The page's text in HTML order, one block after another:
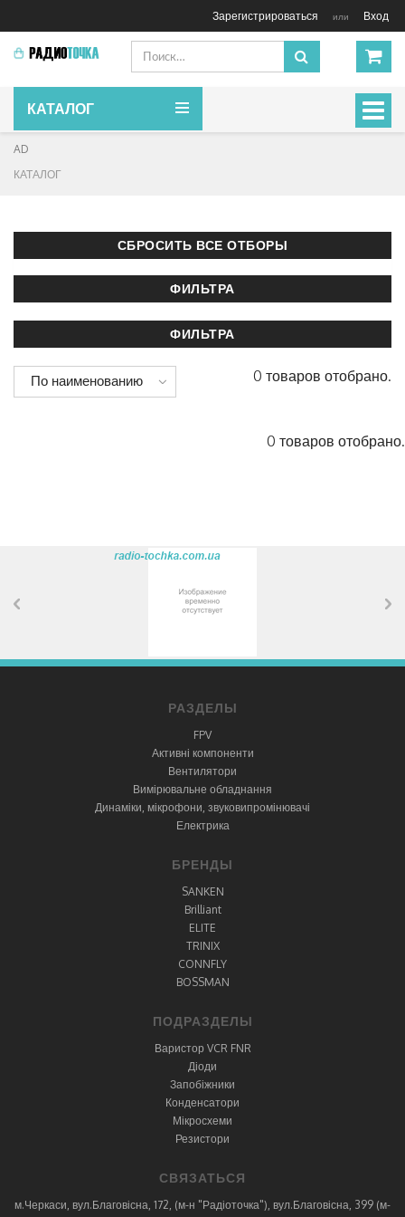
Зарегистрироваться или Вход
КАТАЛОГ
AD
КАТАЛОГ
По наименованию 0 товаров отобрано.
0 товаров отобрано.
РАЗДЕЛЫ
FPV
Активні компоненти
Вентилятори
Вимірювальне обладнання
Динаміки, мікрофони, звуковипромінювачі
Електрика
БРЕНДЫ
SANKEN
Brilliant
ELITE
TRINIX
CONNFLY
BOSSMAN
ПОДРАЗДЕЛЫ
Варистор VCR FNR
Діоди
Запобіжники
Конденсатори
Мікросхеми
Резистори
СВЯЗАТЬСЯ
м.Черкаси, вул.Благовісна, 172, (м-н "Радіоточка"), вул.Благовісна, 399 (м-